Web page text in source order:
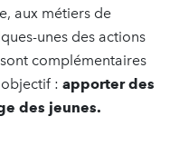
aux métiers de
unes des actions
complémentaires
: apporter des
des jeunes.